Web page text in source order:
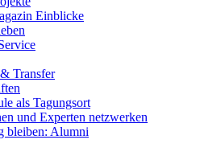
Einblicke
Transfer
als Tagungsort
und Experten netzwerken
bleiben: Alumni